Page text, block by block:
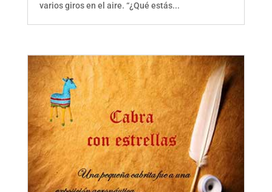
varios giros en el aire. “¿Qué estás...